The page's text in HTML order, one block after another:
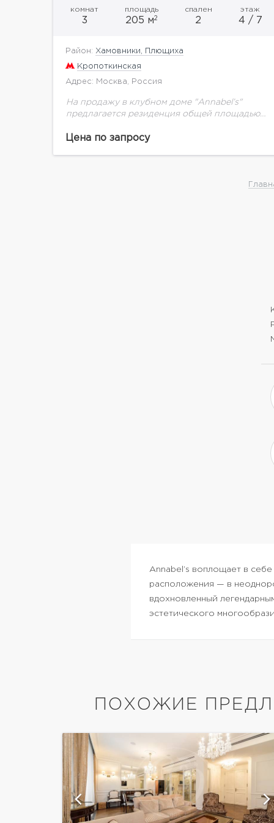
комнат
3
площадь
205 м2
спален
2
этаж
4 / 7
Район: Хамовники, Плющиха
Кропоткинская
Адрес: Москва, Россия
На продажу в клубном доме "Annabel’s"
предлагается резиденция общей площадью
эклектики — искусства смешения стилей и
Цена по запросу
Annabel’s воплощает в
расположения — в
вдохновленный
эстетического
ПОХОЖИЕ